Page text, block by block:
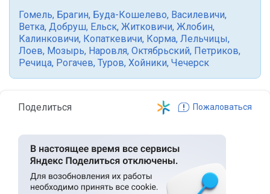
Гомель, Брагин, Буда-Кошелево, Василевичи,
Ветка, Добруш, Ельск, Житковичи, Жлобин,
Калинковичи, Копаткевичи, Корма, Лельчицы,
Лоев, Мозырь, Наровля, Октябрьский, Петриков,
Речица, Рогачев, Туров, Хойники, Чечерск
Поделиться Пожаловаться